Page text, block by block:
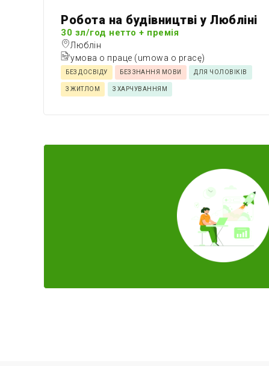
Робота на будівництві у Любліні
30 зл/год нетто + премія
Люблін
умова о праце (umowa o pracę)
БЕЗ ДОСВІДУ БЕЗ ЗНАННЯ МОВИ ДЛЯ ЧОЛОВІКІВ
З ЖИТЛОМ З ХАРЧУВАННЯМ